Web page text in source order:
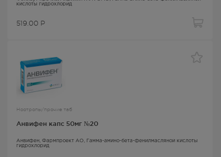
кислоты гидрохлорид
519.00 Р
Ноотропы/прочие таб
Анвифен капс 50мг №20
Анвифен , Фармпроект АО,
Гамма-амино-бета-фенилмасляной кислоты
гидрохлорид